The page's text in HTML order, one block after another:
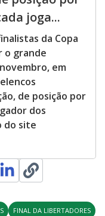
joga...
da Copa
o grande
em
de posição por
dos
do site
FINAL DA LIBERTADORES